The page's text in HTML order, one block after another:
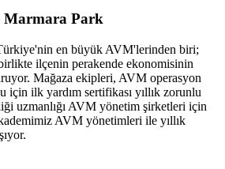
Marmara Park
en büyük AVM'lerinden biri;
ilçenin perakende ekonomisinin
Mağaza ekipleri, AVM operasyon
için ilk yardım sertifikası yıllık zorunlu
uzmanlığı AVM yönetim şirketleri için
AVM yönetimleri ile yıllık